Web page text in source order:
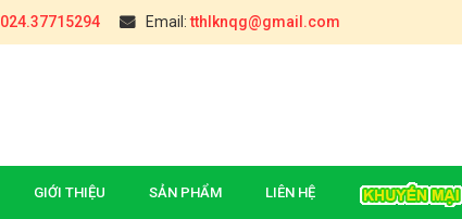
024.37715294 Email:tthlknqg@gmail.com
GIỚI THIỆU SẢN PHẨM LIÊN HỆ